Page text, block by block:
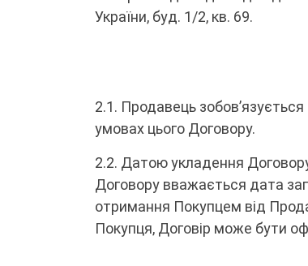
України, буд. 1/2, кв. 69.
2.1. Продавець
умовах цього Договору.
2.2. Датою укладення
Договору вважається дата
отримання Покупцем від
Покупця, Договір може бути